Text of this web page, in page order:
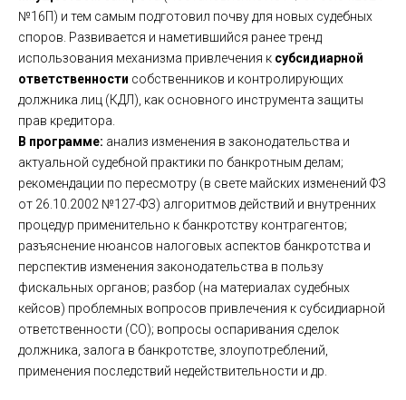
№16П) и тем самым подготовил почву для новых судебных
споров. Развивается и наметившийся ранее тренд
использования механизма привлечения к субсидиарной
ответственности собственников и контролирующих
должника лиц (КДЛ), как основного инструмента защиты
прав кредитора.
В программе: анализ изменения в законодательства и
актуальной судебной практики по банкротным делам;
рекомендации по пересмотру (в свете майских изменений ФЗ
от 26.10.2002 №127-ФЗ) алгоритмов действий и внутренних
процедур применительно к банкротству контрагентов;
разъяснение нюансов налоговых аспектов банкротства и
перспектив изменения законодательства в пользу
фискальных органов; разбор (на материалах судебных
кейсов) проблемных вопросов привлечения к субсидиарной
ответственности (СО); вопросы оспаривания сделок
должника, залога в банкротстве, злоупотреблений,
применения последствий недействительности и др.